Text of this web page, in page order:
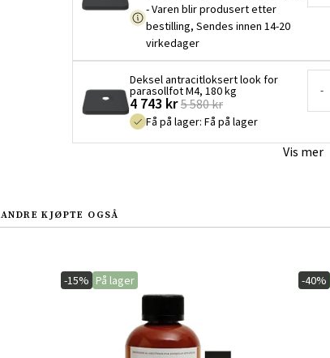
- Varen blir produsert etter
bestilling, Sendes innen 14-20
virkedager
Deksel antracitloksert look for
parasollfot M4, 180 kg
4 743 kr 5 580 kr
Få på lager: Få på lager
-
Vis mer
ANDRE KJØPTE OGSÅ
-15% På lager -40%